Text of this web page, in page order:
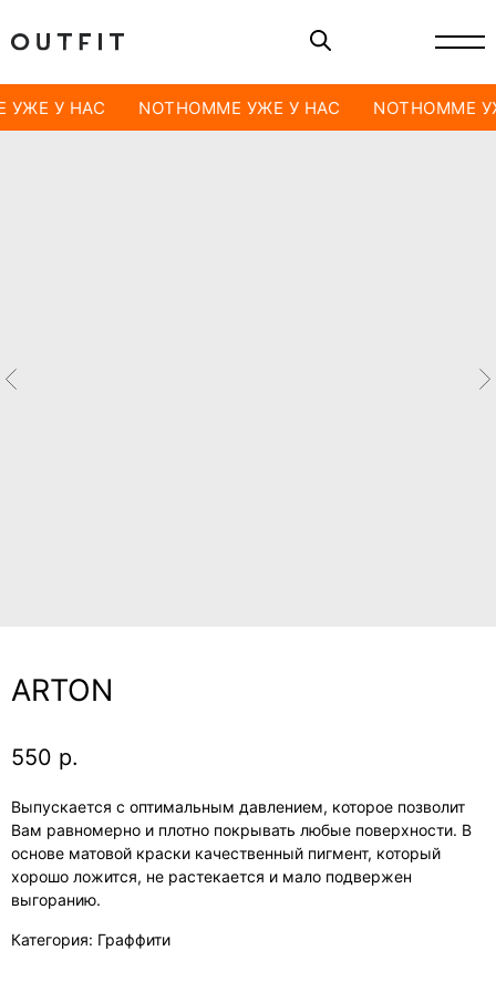
УЖЕ У НАС NOTHOMME УЖЕ У НАС NOTHOMME
ARTON
550 р.
Выпускается с оптимальным давлением, которое позволит
Вам равномерно и плотно покрывать любые поверхности. В
основе матовой краски качественный пигмент, который
хорошо ложится, не растекается и мало подвержен
выгоранию.
Категория: Граффити